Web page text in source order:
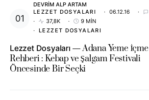
DEVRIM ALP ARTAM
LEZZET DOSYALARI
06.12.16
37,8K
9 MIN
LEZZET DOSYALARI
Lezzet Dosyaları
Adana Yeme İçme
Rehberi : Kebap ve Şalgam Festivali
Öncesinde Bir Seçki